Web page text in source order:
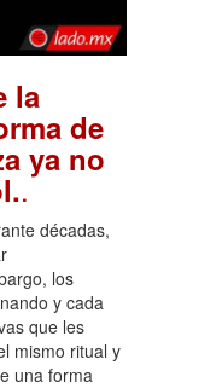
la
de
ya no
.
décadas,
los
y cada
que les
mismo ritual y
una forma